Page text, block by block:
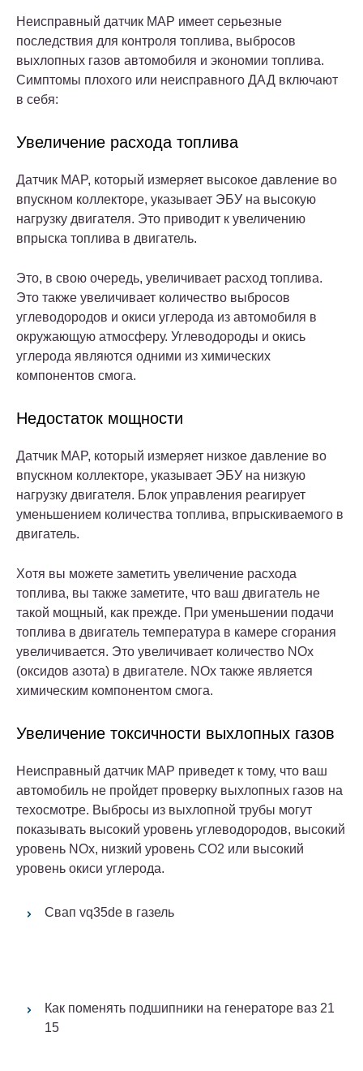
Неисправный датчик MAP имеет серьезные
последствия для контроля топлива, выбросов
выхлопных газов автомобиля и экономии топлива.
Симптомы плохого или неисправного ДАД включают
в себя:
Увеличение расхода топлива
Датчик MAP, который измеряет высокое давление во
впускном коллекторе, указывает ЭБУ на высокую
нагрузку двигателя. Это приводит к увеличению
впрыска топлива в двигатель.
Это, в свою очередь, увеличивает расход топлива.
Это также увеличивает количество выбросов
углеводородов и окиси углерода из автомобиля в
окружающую атмосферу. Углеводороды и окись
углерода являются одними из химических
компонентов смога.
Недостаток мощности
Датчик MAP, который измеряет низкое давление во
впускном коллекторе, указывает ЭБУ на низкую
нагрузку двигателя. Блок управления реагирует
уменьшением количества топлива, впрыскиваемого в
двигатель.
Хотя вы можете заметить увеличение расхода
топлива, вы также заметите, что ваш двигатель не
такой мощный, как прежде. При уменьшении подачи
топлива в двигатель температура в камере сгорания
увеличивается. Это увеличивает количество NOx
(оксидов азота) в двигателе. NOx также является
химическим компонентом смога.
Увеличение токсичности выхлопных газов
Неисправный датчик MAP приведет к тому, что ваш
автомобиль не пройдет проверку выхлопных газов на
техосмотре. Выбросы из выхлопной трубы могут
показывать высокий уровень углеводородов, высокий
уровень NOx, низкий уровень CO2 или высокий
уровень окиси углерода.
Свап vq35de в газель
Как поменять подшипники на генераторе ваз 21
15